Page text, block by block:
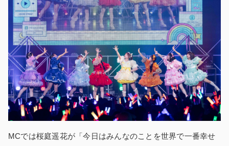
MCでは桜庭遥花が「今日はみんなのことを世界で一番幸せ